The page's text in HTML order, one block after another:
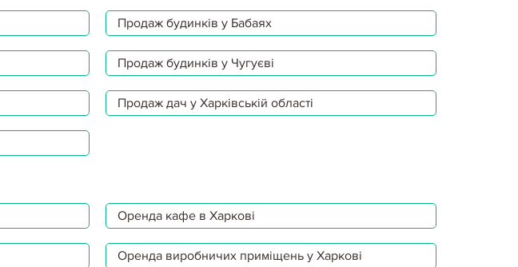
Продаж будинків у Бабаях
Продаж будинків у Чугуєві
Продаж дач у Харківській області
Оренда кафе в Харкові
Оренда виробничих приміщень у Харкові